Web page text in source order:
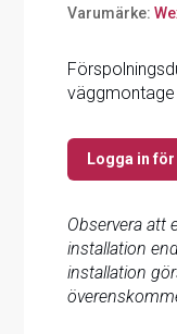
Varumärke:
väggmontage
Logga in
Observera att
installation
installation